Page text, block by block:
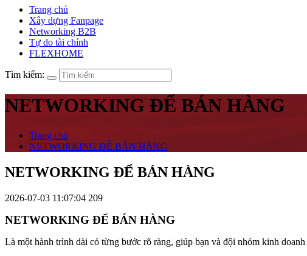
Trang chủ
Xây dựng Fanpage
Networking B2B
Tự do tài chính
FLEXHOME
Tìm kiếm:
NETWORKING ĐỂ BÁN HÀNG
Trang chủ
NETWORKING ĐỂ BÁN HÀNG
NETWORKING ĐỂ BÁN HÀNG
2026-07-03 11:07:04 209
NETWORKING ĐỂ BÁN HÀNG
Là một hành trình dài có từng bước rõ ràng, giúp bạn và đội nhóm kinh